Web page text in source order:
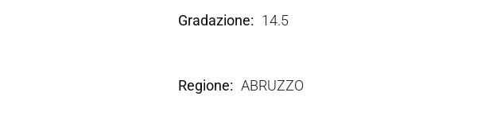
Gradazione 14.5
Regione ABRUZZO